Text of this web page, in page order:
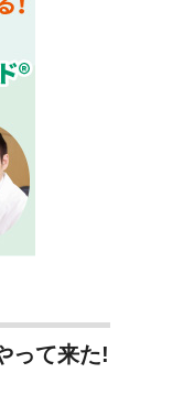
って来た!